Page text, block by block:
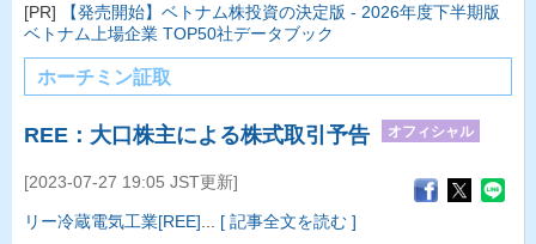
[PR]
【発売開始】ベトナム株投資の決定版 - 2026年度下半期版
ベトナム上場企業 TOP50社データブック
ホーチミン証取
REE：大口株主による株式取引予告 オフィシャル
[2023-07-27 19:05 JST更新]
リー冷蔵電気工業[REE] [ 記事全文を読む ]